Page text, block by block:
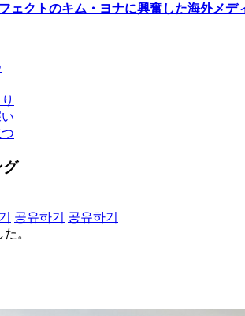
ェクトのキム・ヨナに興奮した海外メデ
グ
공유하기
공유하기
。